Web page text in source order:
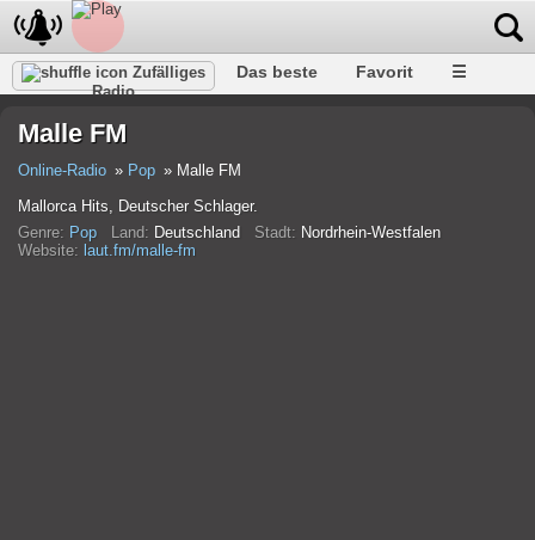
Zufälliges
Radio
Das beste Favorit ☰
Malle FM
Online-Radio Pop
Malle FM
Mallorca Hits, Deutscher Schlager.
Genre: Pop Land: Deutschland Stadt: Nordrhein-Westfalen
Website: laut.fm/malle-fm